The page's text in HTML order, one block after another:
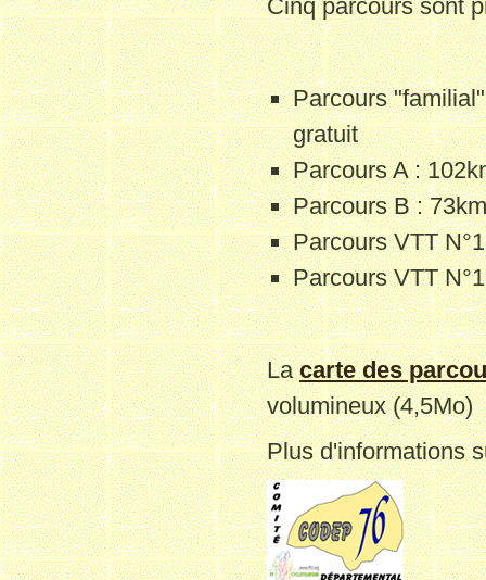
Cinq parcours sont
Parcours
gratuit
Parcours A :
Parcours B : 73km
Parcours VTT
Parcours VTT
Lacarte des
volumineux (4,5Mo)
Plus d'informations